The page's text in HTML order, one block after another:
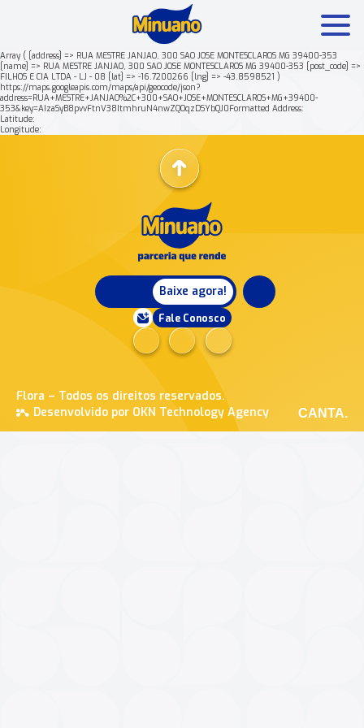
Array ( [address] => RUA MESTRE JANJAO, 300 SAO JOSE MONTESCLAROS MG 39400-353
[name] => RUA MESTRE JANJAO, 300 SAO JOSE MONTESCLAROS MG 39400-353 [post_code] =>
FILHOS E CIA LTDA - LJ - 08 [lat] => -16.7200266 [lng] => -43.8598521 )
https://maps.googleapis.com/maps/api/geocode/json?
address=RUA+MESTRE+JANJAO%2C+300+SAO+JOSE+MONTESCLAROS+MG+39400-
353&key=AIzaSyB8pvvFtnV38ItmhruN4nwZQOqzDSYbQJ0Formatted Address:
Latitude:
Longitude:
Baixe agora!
Fale Conosco
Flora – Todos os direitos reservados.
Desenvolvido por OKN Technology Agency
CANTA.
Mais buscados: Produtos Minuano Rende +
Nossa história